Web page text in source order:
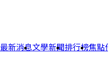
最新消息文學新聞排行榜焦點